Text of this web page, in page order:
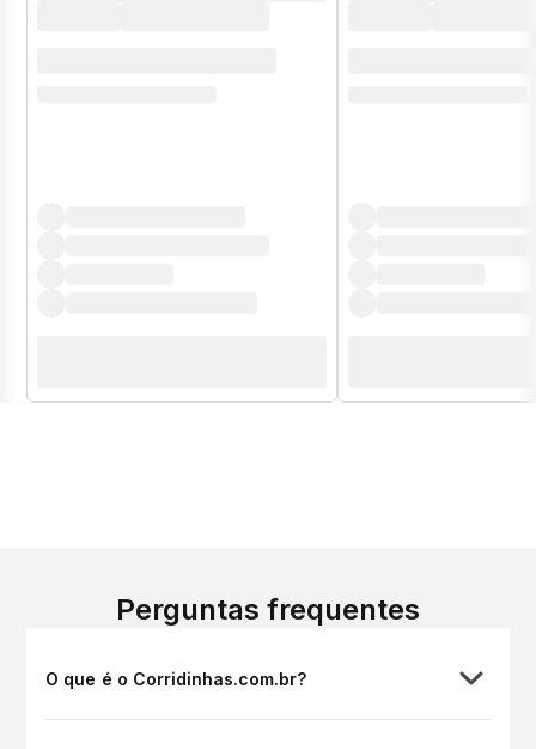
Perguntas frequentes
O que é o Corridinhas.com.br?